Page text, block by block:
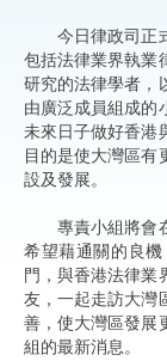
今日律政司正式
包括法律業界執業
研究的法律學者，
由廣泛成員組成的
未來日子做好香港
目的是使大灣區有
設及發展。
專責小組將會在
希望藉通關的良
門，與香港法律業
友，一起走訪大灣
善，使大灣區發展
組的最新消息。